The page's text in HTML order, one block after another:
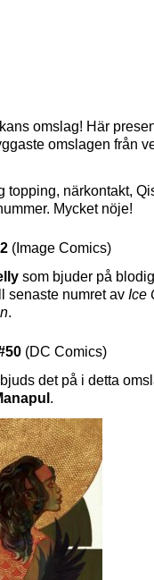
omslag! Här
omslagen från
topping, närkontakt,
Mycket nöje!
(Image Comics)
som bjuder på
senaste numret av Ice
.
(DC Comics)
det på i detta
.